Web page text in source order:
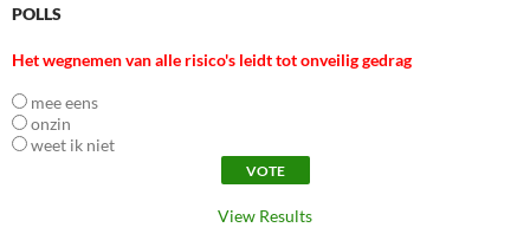
POLLS
Het wegnemen van alle risico's leidt tot onveilig gedrag
mee eens
onzin
weet ik niet
View Results